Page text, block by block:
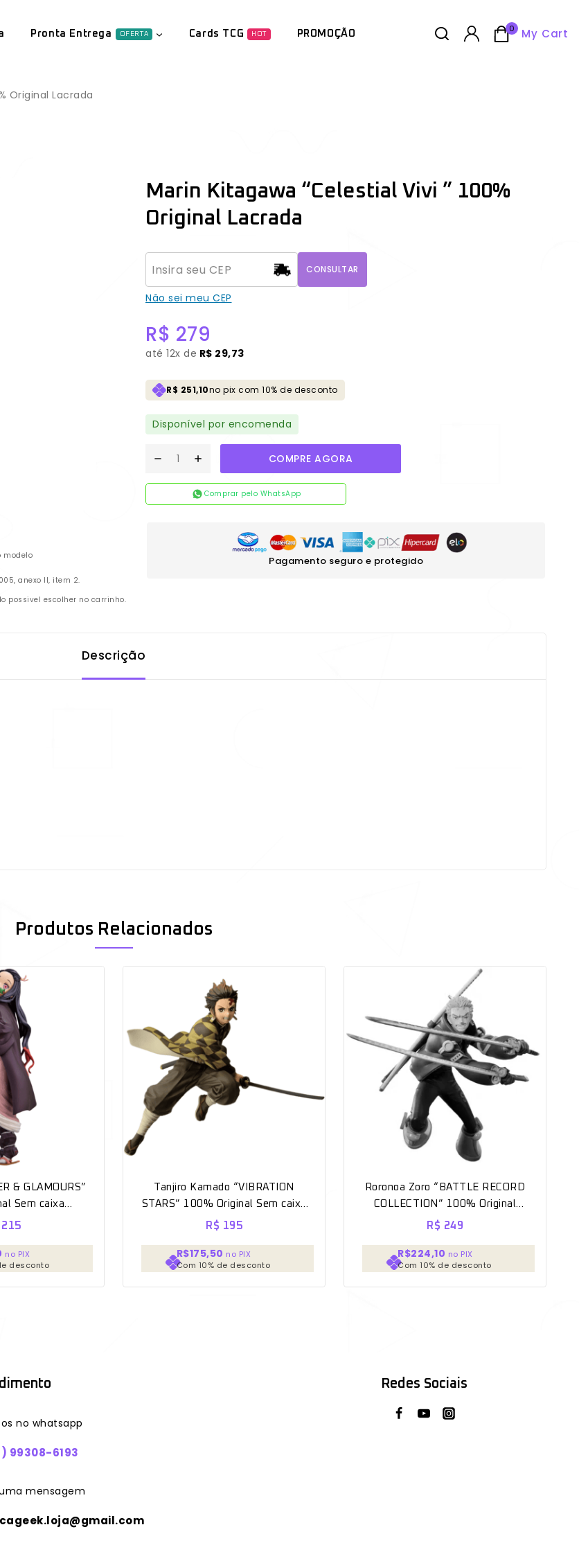
Pronta Entrega OFERTA Cards TCG HOT PROMOÇÃO 0 My Cart
Original Lacrada
modelo
anexo II, item 2.
possivel escolher no carrinho.
Marin Kitagawa “Celestial Vivi ” 100%
Original Lacrada
CONSULTAR
Não sei meu CEP
R$ 279
até 12x de R$ 29,73
R$ 251,10no pix com 10% de desconto
Disponível por encomenda
COMPRE AGORA
Comprar pelo WhatsApp
Pagamento seguro e protegido
Descrição
Produtos Relacionados
& GLAMOURS”
Sem caixa
215
no PIX
desconto
Tanjiro Kamado “VIBRATION
STARS” 100% Original Sem caixa
[BANPRESTO]
R$ 195
R$175,50 no PIX
Com 10% de desconto
Roronoa Zoro “BATTLE RECORD
COLLECTION” 100% Original
Lacrado [Banpresto]
R$ 249
R$224,10 no PIX
Com 10% de desconto
no whatsapp
99308-6193
mensagem
Redes Sociais